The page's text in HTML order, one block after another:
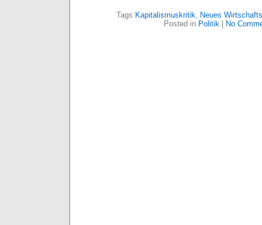
Tags: Kapitalismuskritik, Neues
Posted in Politik No